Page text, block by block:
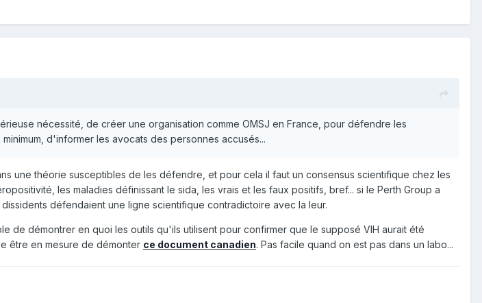
nécessité, de créer une organisation comme OMSJ en France, pour défendre les
d'informer les avocats des personnes accusés...
une théorie susceptibles de les défendre, et pour cela il faut un consensus scientifique chez les
les maladies définissant le sida, les vrais et les faux positifs, bref... si le Perth Group a
défendaient une ligne scientifique contradictoire avec la leur.
de démontrer en quoi les outils qu'ils utilisent pour confirmer que le supposé VIH aurait été
être en mesure de démonter ce document canadien. Pas facile quand on est pas dans un labo...